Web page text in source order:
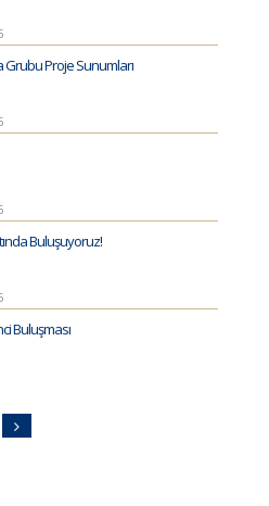
Proje Sunumları
Buluşuyoruz!
Buluşması